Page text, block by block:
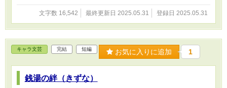
文字数 16,542 最終更新日 2025.05.31 登録日 2025.05.31
キャラ文芸 完結 短編 お気に入りに追加 1
銭湯の絆（きずな）